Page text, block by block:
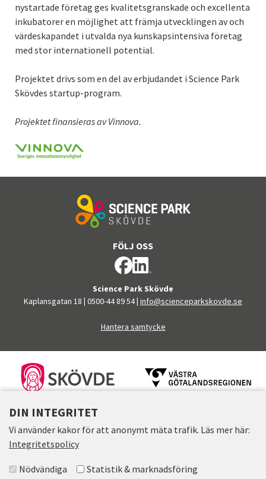
DIN INTEGRITET
Vi använder kakor för att anonymt mäta trafik. Läs mer här:
Integritetspolicy
Välj accepterade grupper
Nödvändiga Statistik & marknadsföring
nystartade företag ges kvalitetsgranskade och excellenta
inkubatorer en möjlighet att främja utvecklingen av och
värdeskapandet i utvalda nya kunskapsintensiva företag
med stor internationell potential.
Projektet drivs som en del av erbjudandet i Science Park
Skövdes startup-program.
Projektet finansieras av Vinnova.
Science Park Skövde
Kaplansgatan 18 | 0500-44 89 54| info@scienceparkskovde.se
Hantera samtycke
FÖLJ OSS
FINANSIÄRER